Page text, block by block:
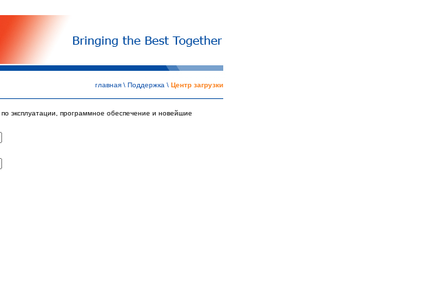
главная\ Поддержка \ Центр загрузки
эксплуатации, программное обеспечение и новейшие